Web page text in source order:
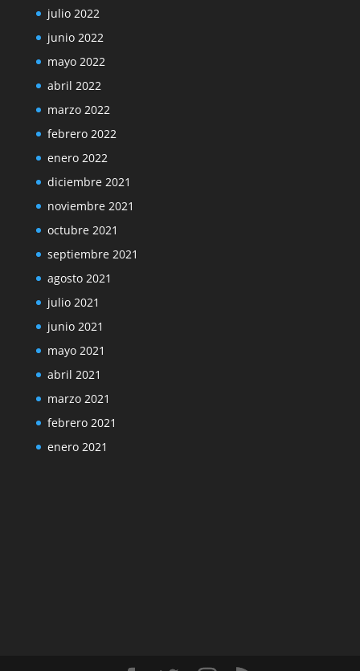
julio 2022
junio 2022
mayo 2022
abril 2022
marzo 2022
febrero 2022
enero 2022
diciembre 2021
noviembre 2021
octubre 2021
septiembre 2021
agosto 2021
julio 2021
junio 2021
mayo 2021
abril 2021
marzo 2021
febrero 2021
enero 2021